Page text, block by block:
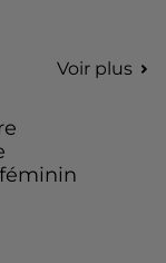
Voir plus